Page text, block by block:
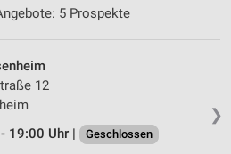
5 Prospekte
❯
12
19:00 Uhr |
Geschlossen